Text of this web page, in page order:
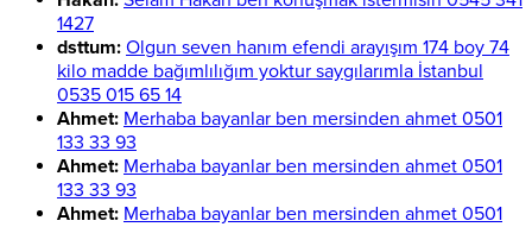
1427
dsttum: Olgun seven hanım efendi arayışım 174 boy 74
kilo madde bağımlılığım yoktur saygılarımla İstanbul
0535 015 65 14
Ahmet: Merhaba bayanlar ben mersinden ahmet 0501
133 33 93
Ahmet: Merhaba bayanlar ben mersinden ahmet 0501
133 33 93
Ahmet: Merhaba bayanlar ben mersinden ahmet 0501